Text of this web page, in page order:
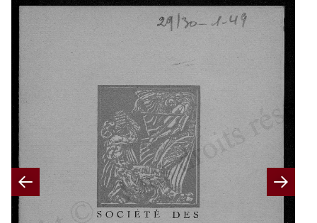
Du
Previous